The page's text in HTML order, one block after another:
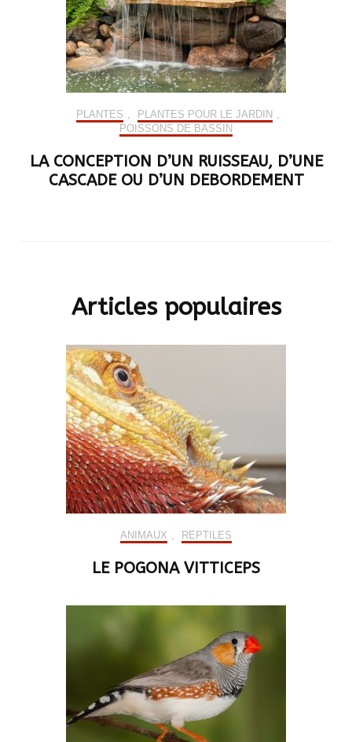
PLANTES PLANTES POUR LE JARDIN
POISSONS DE BASSIN
LA CONCEPTION D’UN RUISSEAU, D’UNE
CASCADE OU D’UN DEBORDEMENT
Articles populaires
ANIMAUX REPTILES
LE POGONA VITTICEPS